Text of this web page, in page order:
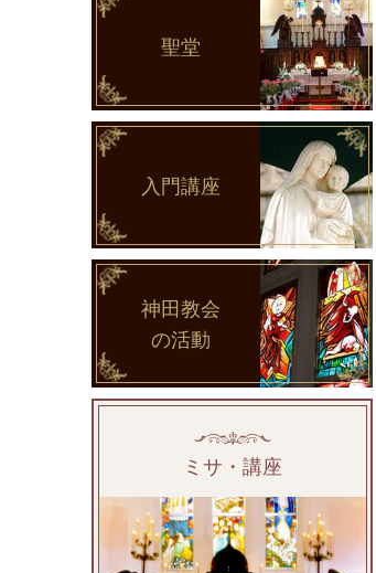
聖堂
入門講座
神田教会
の活動
ミサ・講座